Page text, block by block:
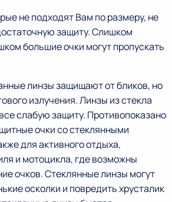
не подходят Вам по размеру, не
защиту. Слишком
большие очки могут пропускать
линзы защищают от бликов, но
излучения. Линзы из стекла
слабую защиту. Противопоказано
очки со стеклянными
для активного отдыха,
и мотоцикла, где возможны
очков. Стеклянные линзы могут
осколки и повредить хрусталик